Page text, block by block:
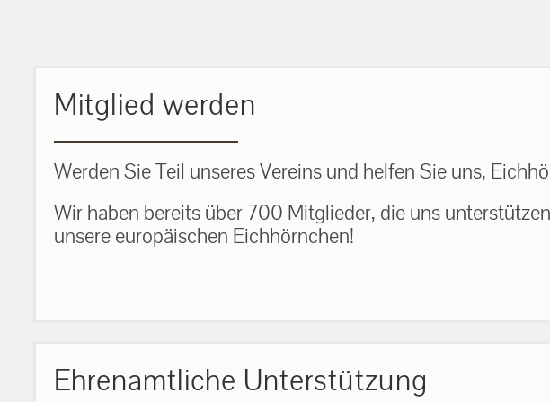
Mitglied werden
Werden Sie Teil unseres Vereins und helfen Sie uns,
Wir haben bereits über 700 Mitglieder, die uns
unsere europäischen Eichhörnchen!
Ehrenamtliche Unterstützung